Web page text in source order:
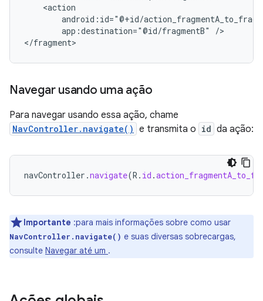
app:destination="@id/fragmentB"
/>
Navegar usando uma ação
Para navegar usando essa ação, chame
NavController.navigate() e transmita o id da ação:
navController .navigate(R . id .
Importante :para mais informações sobre como usar
NavController.navigate() e suas diversas sobrecargas,
consulte Navegar até um .